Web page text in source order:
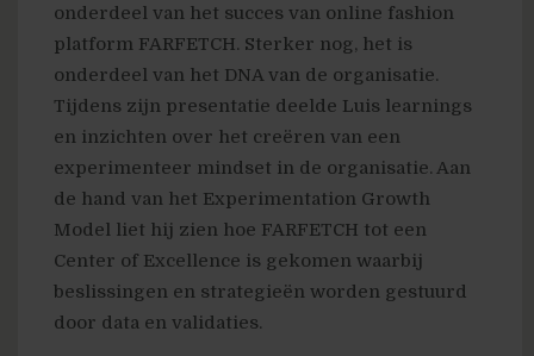
onderdeel van het succes van online fashion
platform FARFETCH. Sterker nog, het is
onderdeel van het DNA van de organisatie.
Tijdens zijn presentatie deelde Luis learnings
en inzichten over het creëren van een
experimenteer mindset in de organisatie. Aan
de hand van het Experimentation Growth
Model liet hij zien hoe FARFETCH tot een
Center of Excellence is gekomen waarbij
beslissingen en strategieën worden gestuurd
door data en validaties.